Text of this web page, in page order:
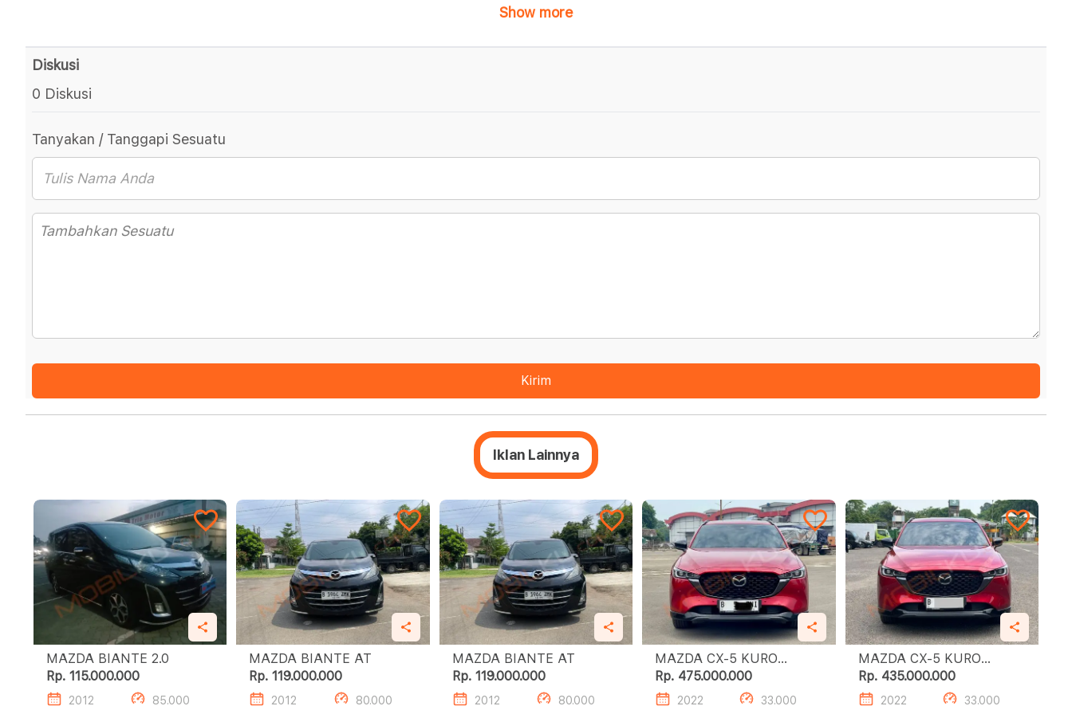
Show more
Diskusi
0 Diskusi
Tanyakan / Tanggapi Sesuatu
Kirim
Iklan Lainnya
MAZDA BIANTE 2.0
Rp. 115.000.000
2012 85.000
MAZDA BIANTE AT
Rp. 119.000.000
2012 80.000
MAZDA BIANTE AT
Rp. 119.000.000
2012 80.000
MAZDA CX-5 KURO
EDITION
Rp. 475.000.000
2022 33.000
MAZDA CX-5 KURO
EDITION
Rp. 435.000.000
2022 33.000